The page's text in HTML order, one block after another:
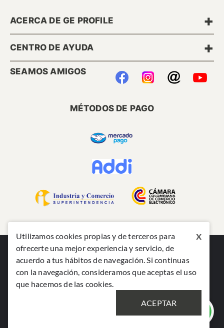
x
Utilizamos cookies propias y de terceros para
ofrecerte una mejor experiencia y servicio, de
acuerdo a tus hábitos de navegación. Si continuas
con la navegación, consideramos que aceptas el uso
que hacemos de las cookies.
ACEPTAR
ACERCA DE GE PROFILE +
CENTRO DE AYUDA +
SEAMOS AMIGOS
MÉTODOS DE PAGO
COLOMBIA S.A.S. Nit: 890801748-7 Carrera 21#74-100 Alta